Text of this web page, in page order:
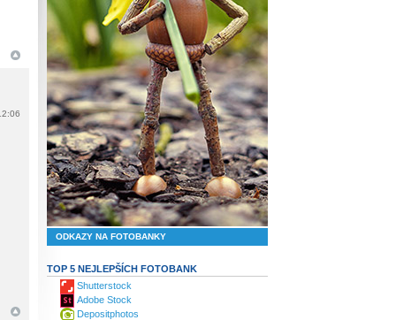
ODKAZY NA FOTOBANKY
TOP 5 NEJLEPŠÍCH FOTOBANK
Shutterstock
Adobe Stock
Depositphotos